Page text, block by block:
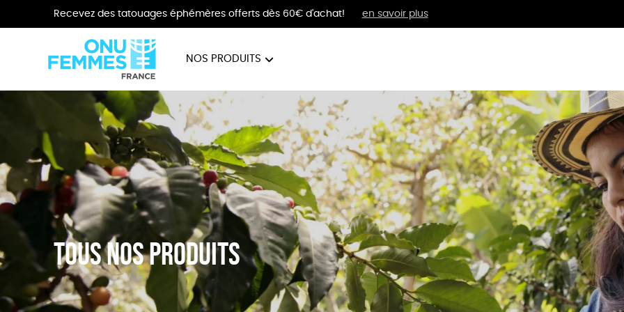
Recevez des tatouages éphémères offerts dès 60€ d'achat! en savoir plus
NOS PRODUITS
BIJOUX VÊTEMENTS BIEN-ÊTRE
Tous nos produits